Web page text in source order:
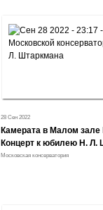
28 Сен 2022
Камерата в Малом зале
Концерт к юбилею Н. Л.
Московская консерватория